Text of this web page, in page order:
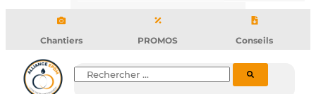
b
o
u
b d
Chantiers PROMOS Conseils
Rechercher